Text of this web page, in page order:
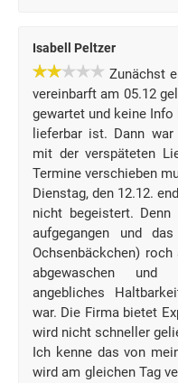
Isabell Peltzer
Zunächst
vereinbarft am 05.12
gewartet und keine
lieferbar ist. Dann
mit der verspäteten
Termine verschieben
Dienstag, den 12.12.
nicht begeistert. Denn
aufgegangen und
Ochsenbäckchen)
abgewaschen und
angebliches
war. Die Firma bietet
wird nicht schneller
Ich kenne das von
wird am gleichen Tag